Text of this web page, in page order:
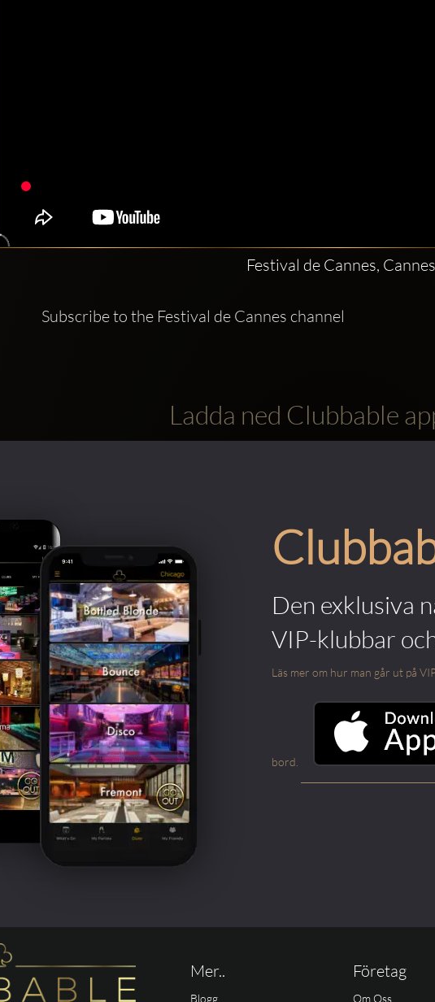
Festival de Cannes, Cannes
Subscribe to the Festival de Cannes channel
Ladda ned Clubbable
Den exklusiva
VIP-klubbar
Läs mer om hur man går ut på
bord.
Mer..
Blogg
Företag
Om Oss